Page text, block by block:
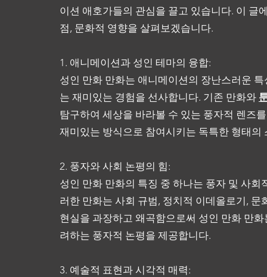
이션 애호가들의 관심을 끌고 있습니다. 이 글
점, 문화적 영향을 살펴보겠습니다.
1. 애니메이션과 성인 테마의 융합:
성인 만화 만화는 애니메이션의 장난스러운
는 재미있는 경험을 선사합니다. 기존 만화와
탐구하여 세상을 바라볼 수 있는 풍자적 렌즈
재미있는 방식으로 참여시키는 독특한 형태의
2. 풍자와 사회 논평의 힘:
성인 만화 만화의 특징 중 하나는 풍자 및 사
러한 만화는 사회 규범, 정치적 이데올로기,
현실을 과장하고 왜곡함으로써 성인 만화 만
려하는 풍자적 논평을 제공합니다.
3. 예술적 표현과 시각적 매력: